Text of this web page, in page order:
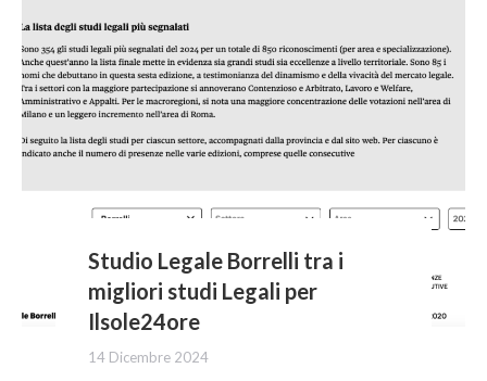
Studio Legale Borrelli tra i
migliori studi Legali per
Ilsole24ore
14 Dicembre 2024